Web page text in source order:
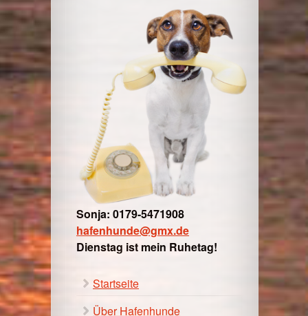
Sonja: 0179-5471908
hafenhunde@gmx.de
Dienstag ist mein Ruhetag!
Startseite
Über Hafenhunde